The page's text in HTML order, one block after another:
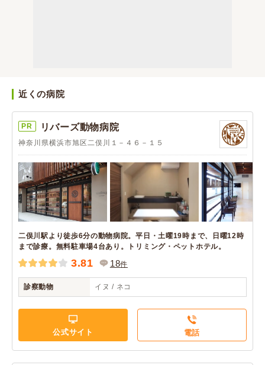
近くの病院
PR リバーズ動物病院
神奈川県横浜市旭区二俣川１－４６－１５
二俣川駅より徒歩6分の動物病院。平日・土曜19時まで、日曜12時
まで診療。無料駐車場4台あり。トリミング・ペットホテル。
3.81 18件
診察動物 イヌ / ネコ
公式サイト 電話